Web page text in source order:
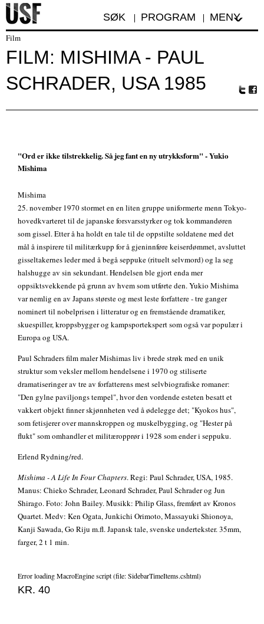
SØK PROGRAM MENY
Film
FILM: MISHIMA - PAUL
SCHRADER, USA 1985
"Ord er ikke tilstrekkelig. Så jeg fant en ny utrykksform" - Yukio
Mishima
Mishima
25. november 1970 stormet en en liten gruppe uniformerte menn Tokyo-
hovedkvarteret til de japanske forsvarsstyrker og tok kommandøren
som gissel. Etter å ha holdt en tale til de oppstilte soldatene med det
mål å inspirere til militærkupp for å gjeninnføre keiserdømmet, avsluttet
gisseltakernes leder med å begå seppuke (rituelt selvmord) og la seg
halshugge av sin sekundant. Hendelsen ble gjort enda mer
oppsiktsvekkende på grunn av hvem som utførte den. Yukio Mishima
var nemlig en av Japans største og mest leste forfattere - tre ganger
nominert til nobelprisen i litteratur og en fremstående dramatiker,
skuespiller, kroppsbygger og kampsportekspert som også var populær i
Europa og USA.
Paul Schraders film maler Mishimas liv i brede strøk med en unik
struktur som veksler mellom hendelsene i 1970 og stiliserte
dramatiseringer av tre av forfatterens mest selvbiografiske romaner:
"Den gylne paviljongs tempel", hvor den vordende esteten besatt et
vakkert objekt finner skjønnheten ved å ødelegge det; "Kyokos hus",
som fetisjerer over mannskroppen og muskelbygging, og "Hester på
flukt" som omhandler et militæropprør i 1928 som ender i seppuku.
Erlend Rydning/red.
Mishima - A Life In Four Chapters. Regi: Paul Schrader, USA, 1985.
Manus: Chieko Schrader, Leonard Schrader, Paul Schrader og Jun
Shirago. Foto: John Bailey. Musikk: Philip Glass, fremført av Kronos
Quartet. Medv: Ken Ogata, Junkichi Orimoto, Massayuki Shionoya,
Kanji Sawada, Go Riju m.fl. Japansk tale, svenske undertekster. 35mm,
farger, 2 t 1 min.
Error loading MacroEngine script (file: SidebarTimeItems.cshtml)
KR. 40